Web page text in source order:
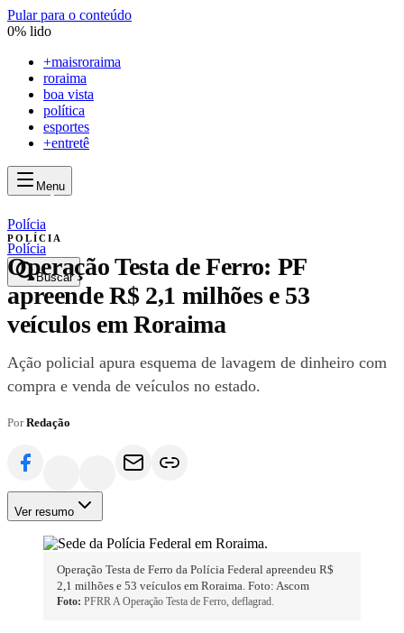
Pular para o conteúdo
0% lido
+maisroraima
roraima
boa vista
política
esportes
+entretê
Menu
maisroraima
mais
Polícia
Buscar
Polícia
POLÍCIA
Operação Testa de Ferro: PF
apreende R$ 2,1 milhões e 53
veículos em Roraima
Ação policial apura esquema de lavagem de dinheiro com
compra e venda de veículos no estado.
PorRedação
Ver resumo
Operação Testa de Ferro da Polícia Federal apreendeu R$
2,1 milhões e 53 veículos em Roraima. Foto: Ascom
Foto: PFRR A Operação Testa de Ferro, deflagrad.